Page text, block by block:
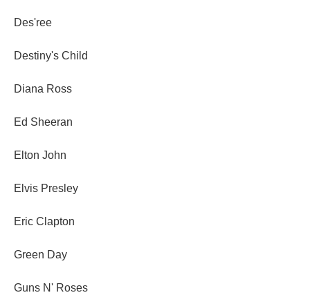
Des'ree
Destiny's Child
Diana Ross
Ed Sheeran
Elton John
Elvis Presley
Eric Clapton
Green Day
Guns N' Roses